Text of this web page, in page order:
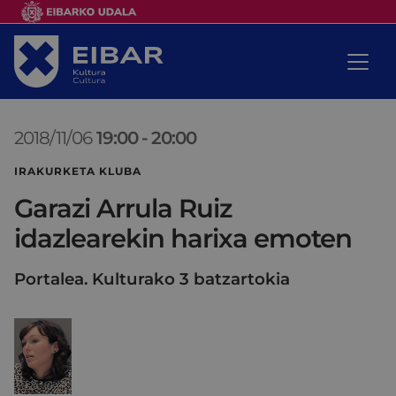
2018/11/06 19:00 -20:00
IRAKURKETA KLUBA
Garazi Arrula Ruiz
idazlearekin harixa emoten
Portalea. Kulturako 3 batzartokia